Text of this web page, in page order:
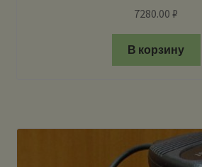
7280.00₽
В корзину